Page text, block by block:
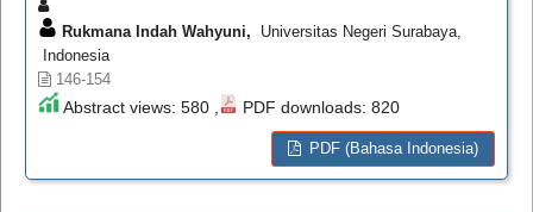
Rukmana Indah Wahyuni, Universitas Negeri Surabaya,
Indonesia
146-154
Abstract views: 580 , PDF downloads: 820
PDF (Bahasa Indonesia)